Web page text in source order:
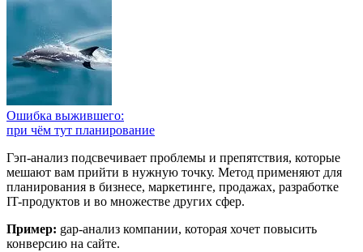
Ошибка выжившего:
при чём тут планирование
Гэп-анализ подсвечивает проблемы и препятствия, которые
мешают вам прийти в нужную точку. Метод применяют для
планирования в бизнесе, маркетинге, продажах, разработке
IT-продуктов и во множестве других сфер.
Пример: gap-анализ компании, которая хочет повысить
конверсию на сайте.